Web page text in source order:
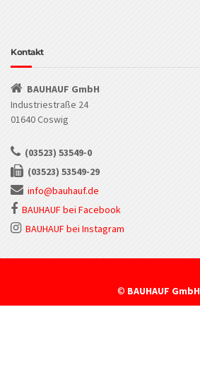
Kontakt
BAUHAUF GmbH
Industriestraße 24
01640 Coswig
(03523) 53549-0
(03523) 53549-29
info@bauhauf.de
BAUHAUF bei Facebook
BAUHAUF bei Instagram
© BAUHAUF GmbH